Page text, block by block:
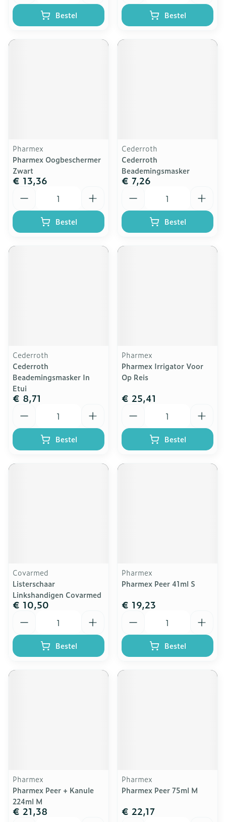
Bestel Bestel
Pharmex
Pharmex Oogbeschermer
Zwart
€ 13,36
Bestel
Cederroth
Cederroth
Beademingsmasker
€ 7,26
Bestel
Cederroth
Cederroth
Beademingsmasker In
Etui
€ 8,71
Bestel
Pharmex
Pharmex Irrigator Voor
Op Reis
€ 25,41
Bestel
Covarmed
Listerschaar
Linkshandigen Covarmed
€ 10,50
Bestel
Pharmex
Pharmex Peer 41ml S
€ 19,23
Bestel
Pharmex
Pharmex Peer + Kanule
224ml M
€ 21,38
Pharmex
Pharmex Peer 75ml M
€ 22,17